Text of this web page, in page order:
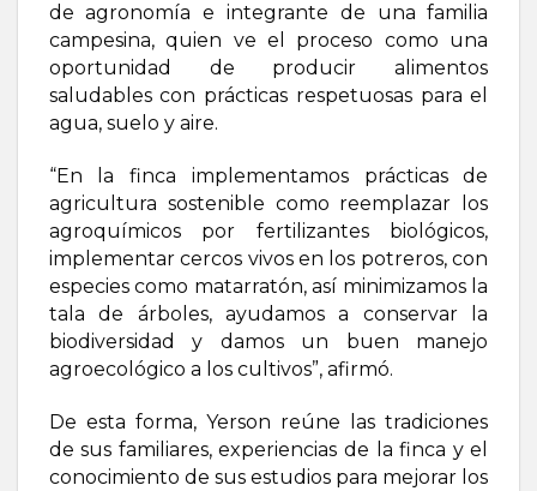
de agronomía e integrante de una familia
campesina, quien ve el proceso como una
oportunidad de producir alimentos
saludables con prácticas respetuosas para el
agua, suelo y aire.
“En la finca implementamos prácticas de
agricultura sostenible como reemplazar los
agroquímicos por fertilizantes biológicos,
implementar cercos vivos en los potreros, con
especies como matarratón, así minimizamos la
tala de árboles, ayudamos a conservar la
biodiversidad y damos un buen manejo
agroecológico a los cultivos”, afirmó.
De esta forma, Yerson reúne las tradiciones
de sus familiares, experiencias de la finca y el
conocimiento de sus estudios para mejorar los